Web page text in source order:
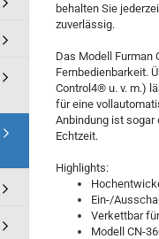
behalten Sie
zuverlässig.
Das Modell Furman
Fernbedienbarkeit.
Control4® u. v. m.)
für eine
Anbindung ist
Echtzeit.
Highlights:
Ein-/
Verkettbar
Modell CN-